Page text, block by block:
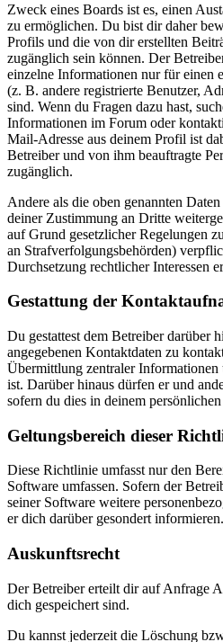
Zweck eines Boards ist es, einen
zu ermöglichen. Du bist dir daher
Profils und die von dir erstellten
zugänglich sein können. Der
einzelne Informationen nur für einen
(z. B. andere registrierte Benutzer,
sind. Wenn du Fragen dazu hast,
Informationen im Forum oder
Mail-Adresse aus deinem Profil ist
Betreiber und von ihm beauftragte
zugänglich.
Andere als die oben genannten
deiner Zustimmung an Dritte
auf Grund gesetzlicher Regelungen
an Strafverfolgungsbehörden)
Durchsetzung rechtlicher Interessen
Gestattung der
Du gestattest dem Betreiber darüber
angegebenen Kontaktdaten zu
Übermittlung zentraler Informationen
ist. Darüber hinaus dürfen er und
sofern du dies in deinem
Geltungsbereich dieser
Diese Richtlinie umfasst nur den
Software umfassen. Sofern der
seiner Software weitere
er dich darüber gesondert informieren.
Auskunftsrecht
Der Betreiber erteilt dir auf Anfrage
dich gespeichert sind.
Du kannst jederzeit die Löschung